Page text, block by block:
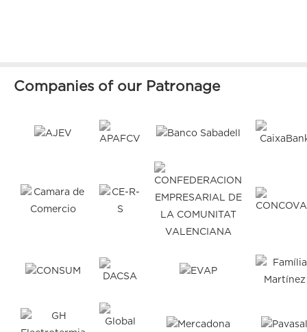
Companies of our Patronage